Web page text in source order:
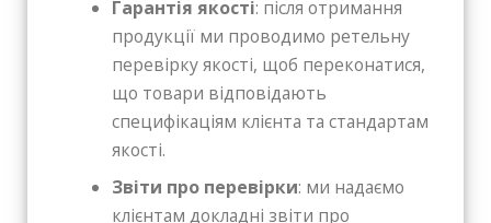
Гарантія якості: після отримання
продукції ми проводимо ретельну
перевірку якості, щоб переконатися,
що товари відповідають
специфікаціям клієнта та стандартам
якості.
Звіти про перевірки: ми надаємо
клієнтам докладні звіти про